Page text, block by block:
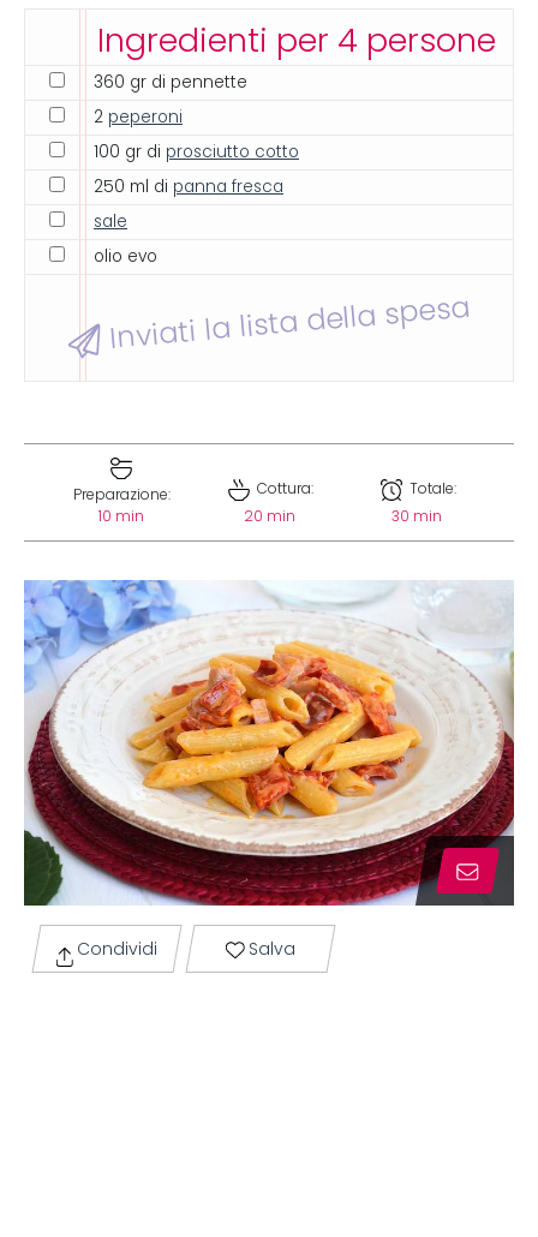
Ingredienti per 4 persone
360 gr di pennette
2 peperoni
100 gr di prosciutto cotto
250 ml di panna fresca
sale
olio evo
Inviati la lista della spesa
Preparazione:
10 min
Cottura:
20 min
Totale:
30 min
Condividi Salva